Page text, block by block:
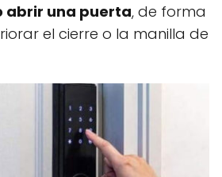
abrir una puerta, de forma
el cierre o la manilla de